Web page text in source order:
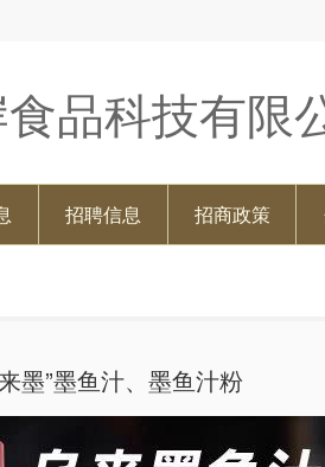
品科技有限
招聘信息 招商政策
墨”墨鱼汁、墨鱼汁粉